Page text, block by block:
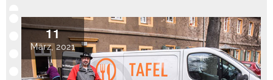
11
März, 2021